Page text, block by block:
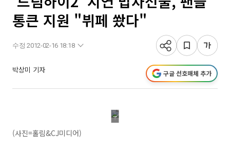
통큰 지원 "뷔페 쐈다"
수정 2012-02-16 18:18
박상미 기자 구글 선호매체 추가
(사진=홀림&CJ미디어)